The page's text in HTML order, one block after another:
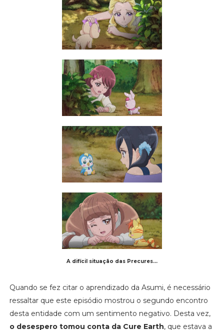
A difícil situação das Precures...
Quando se fez citar o aprendizado da Asumi, é necessário
ressaltar que este episódio mostrou o segundo encontro
desta entidade com um sentimento negativo. Desta vez,
o desespero tomou conta da Cure Earth, que estava a